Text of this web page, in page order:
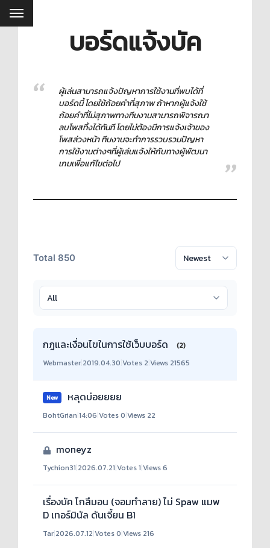
บอร์ดแจ้งบัค
ผู้เล่นสามารถแจ้งปัญหาการใช้งานที่พบได้ที่
บอร์ดนี้ โดยใช้ถ้อยคำที่สุภาพ ถ้าหากผู้แจ้งใช้
ถ้อยคำที่ไม่สุภาพทางทีมงานสามารถพิจารณา
ลบโพสทิ้งได้ทันที โดยไม่ต้องมีการแจ้งเจ้าของ
โพสล่วงหน้า ทีมงานจะทำการรวบรวมปัญหา
การใช้งานต่างๆที่ผู้เล่นแจ้งให้กับทางผู้พัฒนา
เกมเพื่อแก้ไขต่อไป
Total 850
กฎและเงื่อนไขในการใช้เว็บบอร์ด
(2)
Webmaster 2019.04.30 Votes 2 Views 21565
New หลุดบ่อยยยย
BohtGrian|14:06|Votes 0|Views 22
moneyz
Tychion31|2026.07.21|Votes 1|Views 6
เรื่องบัค โกสึมอน (จอมทำลาย) ไม่ Spaw แมพ
D เทอร์มินัล ดันเจี้ยน B1
Tar|2026.07.12|Votes 0|Views 216